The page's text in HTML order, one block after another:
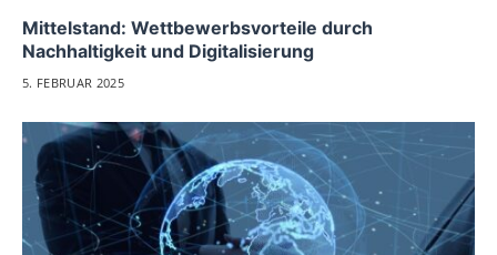
Mittelstand: Wettbewerbsvorteile durch
Nachhaltigkeit und Digitalisierung
5. FEBRUAR 2025